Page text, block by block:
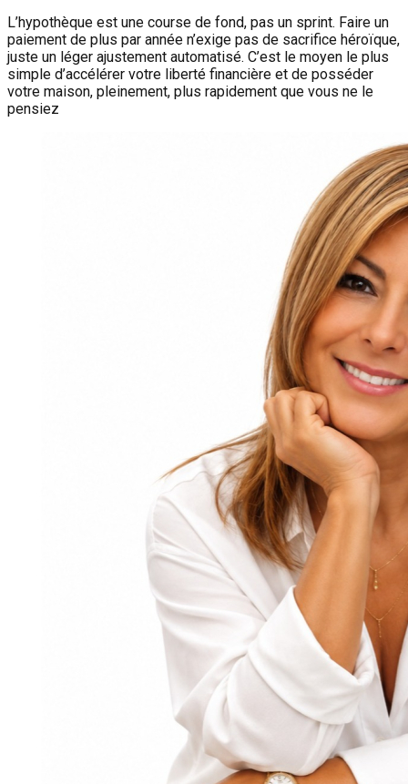
L’hypothèque est une course de fond, pas un sprint. Faire un
paiement de plus par année n’exige pas de sacrifice héroïque,
juste un léger ajustement automatisé. C’est le moyen le plus
simple d’accélérer votre liberté financière et de posséder
votre maison, pleinement, plus rapidement que vous ne le
pensiez